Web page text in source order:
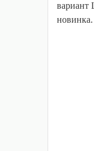
вариант
новинка.